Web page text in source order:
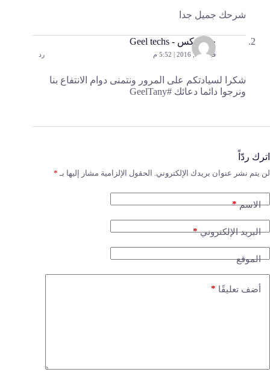
شرحك جميل جدا
جيل تكس - Geel techs
فبراير 9, 2016 | 5:52 م رد
شكرا لسيادتكم على المرور ونتمنى دوام الانتفاع بنا
ونرجوا دائما دعائك #GeelTany
اترك ردّاً
لن يتم نشر عنوان بريدك الإلكتروني. الحقول الإلزامية مشار إليها بـ *
الاسم*
البريد الإلكتروني*
الموقع
أضف تعليقًا *